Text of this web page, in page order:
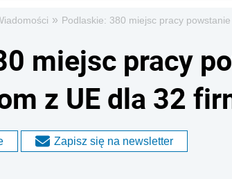
» Podlaskie: 380 miejsc pracy
miejsc pracy
z UE dla 32
Zapisz się na newsletter